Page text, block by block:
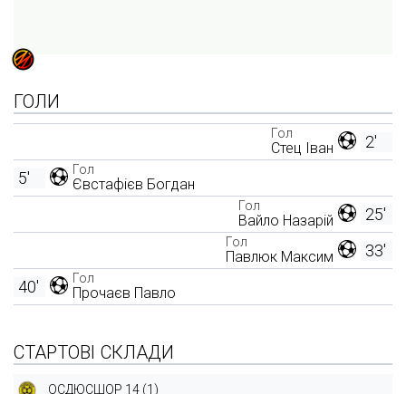
ГОЛИ
2'
Гол
Стец Іван
Гол
Євстафієв Богдан
5'
25'
Гол
Вайло Назарій
33'
Гол
Павлюк Максим
Гол
Прочаєв Павло
40'
СТАРТОВІ СКЛАДИ
ОСДЮСШОР 14 (1)